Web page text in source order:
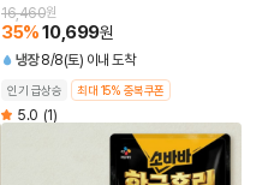
16,460원
35%10,699원
냉장 8/8(토) 이내 도착
인기 급상승 최대 15% 중복쿠폰
5.0 (1)